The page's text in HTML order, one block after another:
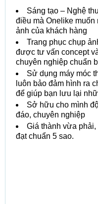
Sáng tạo – Nghệ
điều mà Onelike
ảnh của khách hàng
Trang phục chụp
được tư vấn concept
chuyên nghiệp chuẩn
Sử dụng máy móc
luôn bảo đảm hình ra
để giúp bạn lưu lại
Sở hữu cho mình
đáo, chuyên nghiệp
Giá thành vừa
đạt chuẩn 5 sao.